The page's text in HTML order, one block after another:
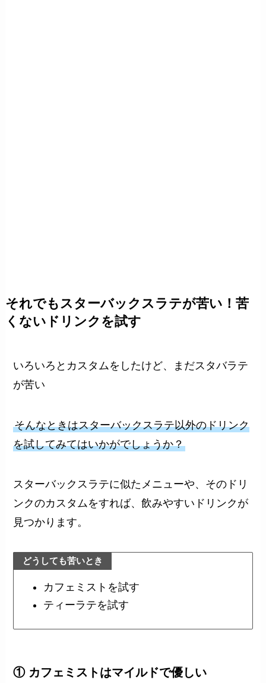
それでもスターバックスラテが苦い！苦
くないドリンクを試す
いろいろとカスタムをしたけど、まだスタバラテ
が苦い
そんなときはスターバックスラテ以外のドリンク
を試してみてはいかがでしょうか？
スターバックスラテに似たメニューや、そのドリ
ンクのカスタムをすれば、飲みやすいドリンクが
見つかります。
どうしても苦いとき
カフェミストを試す
ティーラテを試す
① カフェミストはマイルドで優しい